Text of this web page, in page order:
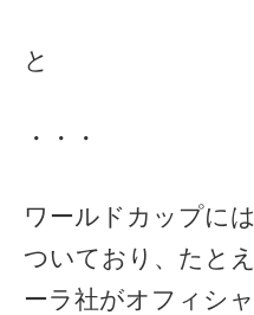
と
・・・
ワールドカップに
ついており、たと
ーラ社がオフィシ